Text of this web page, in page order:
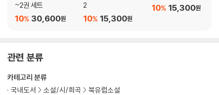
~2권 세트
30,600원
10%
2
15,300원
10%
15,300원
10%
관련 분류
카테고리 분류
국내도서
소설/시/희곡 북유럽소설